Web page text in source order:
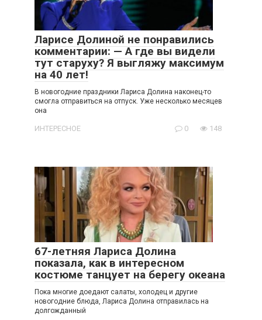
Ларисе Долиной не понравились
комментарии: — А где вы видели
тут старуху? Я выгляжу максимум
на 40 лет!
В новогодние праздники Лариса Долина наконец-то
смогла отправиться на отпуск. Уже несколько месяцев
она
ИНТЕРЕСНОЕ 0 148
67-летняя Лариса Долина
показала, как в интересном
костюме танцует на берегу океана
Пока многие доедают салаты, холодец и другие
новогодние блюда, Лариса Долина отправилась на
долгожданный